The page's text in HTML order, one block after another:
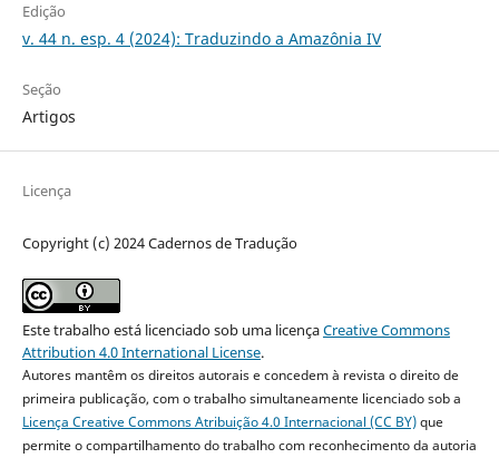
Edição
v. 44 n. esp. 4 (2024): Traduzindo a Amazônia IV
Seção
Artigos
Licença
Copyright (c) 2024 Cadernos de Tradução
Este trabalho está licenciado sob uma licençaCreative Commons
Attribution 4.0 International License.
Autores mantêm os direitos autorais e concedem à revista o direito de
primeira publicação, com o trabalho simultaneamente licenciado sob a
Licença Creative Commons Atribuição 4.0 Internacional (CC BY)que
permite o compartilhamento do trabalho com reconhecimento da autoria